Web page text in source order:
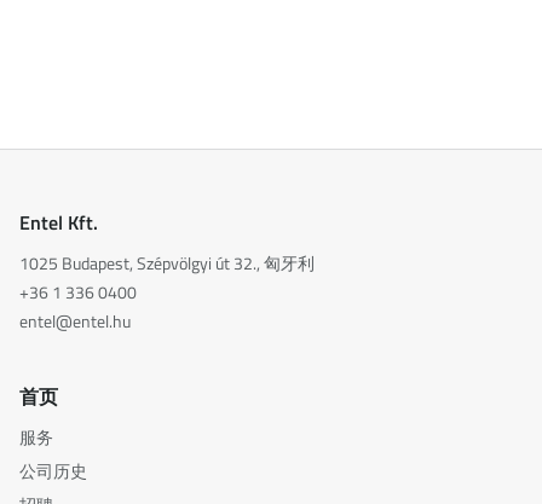
Entel Kft.
1025 Budapest, Szépvölgyi út 32., 匈牙利
+36 1 336 0400
entel@entel.hu
首页
服务
公司历史